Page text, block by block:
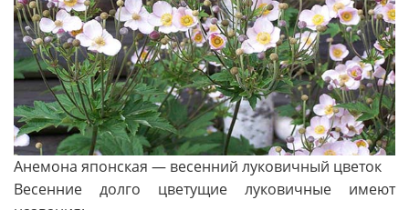
Анемона японская — весенний луковичный цветок
Весенние долго цветущие луковичные имеют